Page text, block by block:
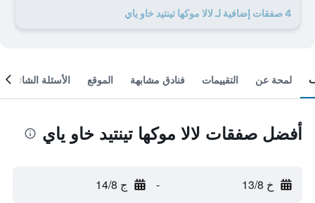
4 صفقات إضافية لـ لالا موكها تينتيد خاو ياي
لمحة عن التقييمات فنادق مشابهة الموقع الأسئلة الشائعة
أفضل صفقات لالا موكها تينتيد خاو ياي
خ 13/8 - ج 14/8